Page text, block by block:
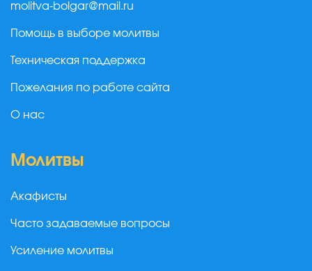
molitva-bolgar@mail.ru
Помощь в выборе молитвы
Техническая поддержка
Пожелания по работе сайта
О нас
Молитвы
Акафисты
Часто задаваемые вопросы
Усиление молитвы